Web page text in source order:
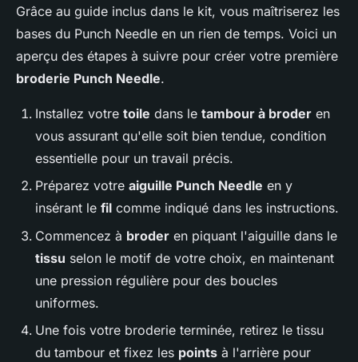
Grâce au guide inclus dans le kit, vous maîtriserez les
bases du Punch Needle en un rien de temps. Voici un
aperçu des étapes à suivre pour créer votre première
broderie Punch Needle.
Installez votre toile dans le tambour à broder en
vous assurant qu'elle soit bien tendue, condition
essentielle pour un travail précis.
Préparez votre aiguille Punch Needle en y
insérant le fil comme indiqué dans les instructions.
Commencez à broder en piquant l'aiguille dans le
tissu selon le motif de votre choix, en maintenant
une pression régulière pour des boucles
uniformes.
Une fois votre broderie terminée, retirez le tissu
du tambour et fixez les points à l'arrière pour